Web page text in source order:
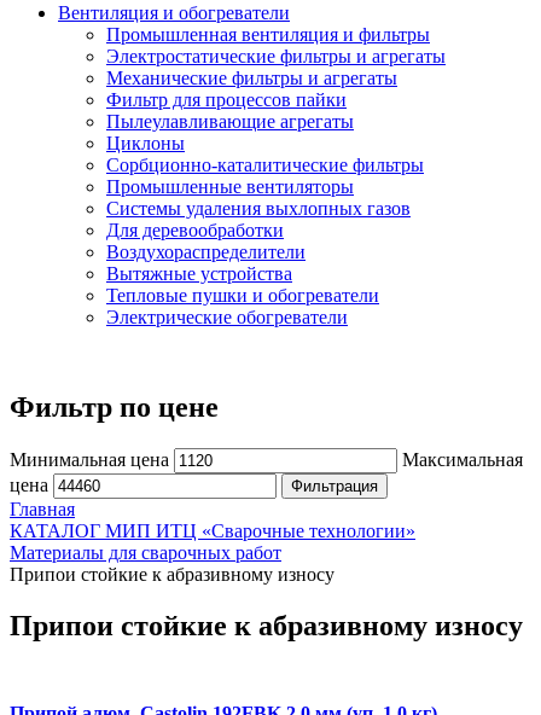
Вентиляция и обогреватели
Промышленная вентиляция и фильтры
Электростатические фильтры и агрегаты
Механические фильтры и агрегаты
Фильтр для процессов пайки
Пылеулавливающие агрегаты
Циклоны
Сорбционно-каталитические фильтры
Промышленные вентиляторы
Системы удаления выхлопных газов
Для деревообработки
Воздухораспределители
Вытяжные устройства
Тепловые пушки и обогреватели
Электрические обогреватели
Фильтр по цене
Минимальная цена
Максимальная
цена
Фильтрация
Главная
КАТАЛОГ МИП ИТЦ «Сварочные технологии»
Материалы для сварочных работ
Припои стойкие к абразивному износу
Припои стойкие к абразивному износу